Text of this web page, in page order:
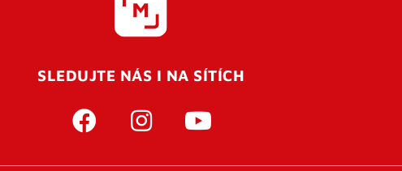
SLEDUJTE NÁS I NA SÍTÍCH